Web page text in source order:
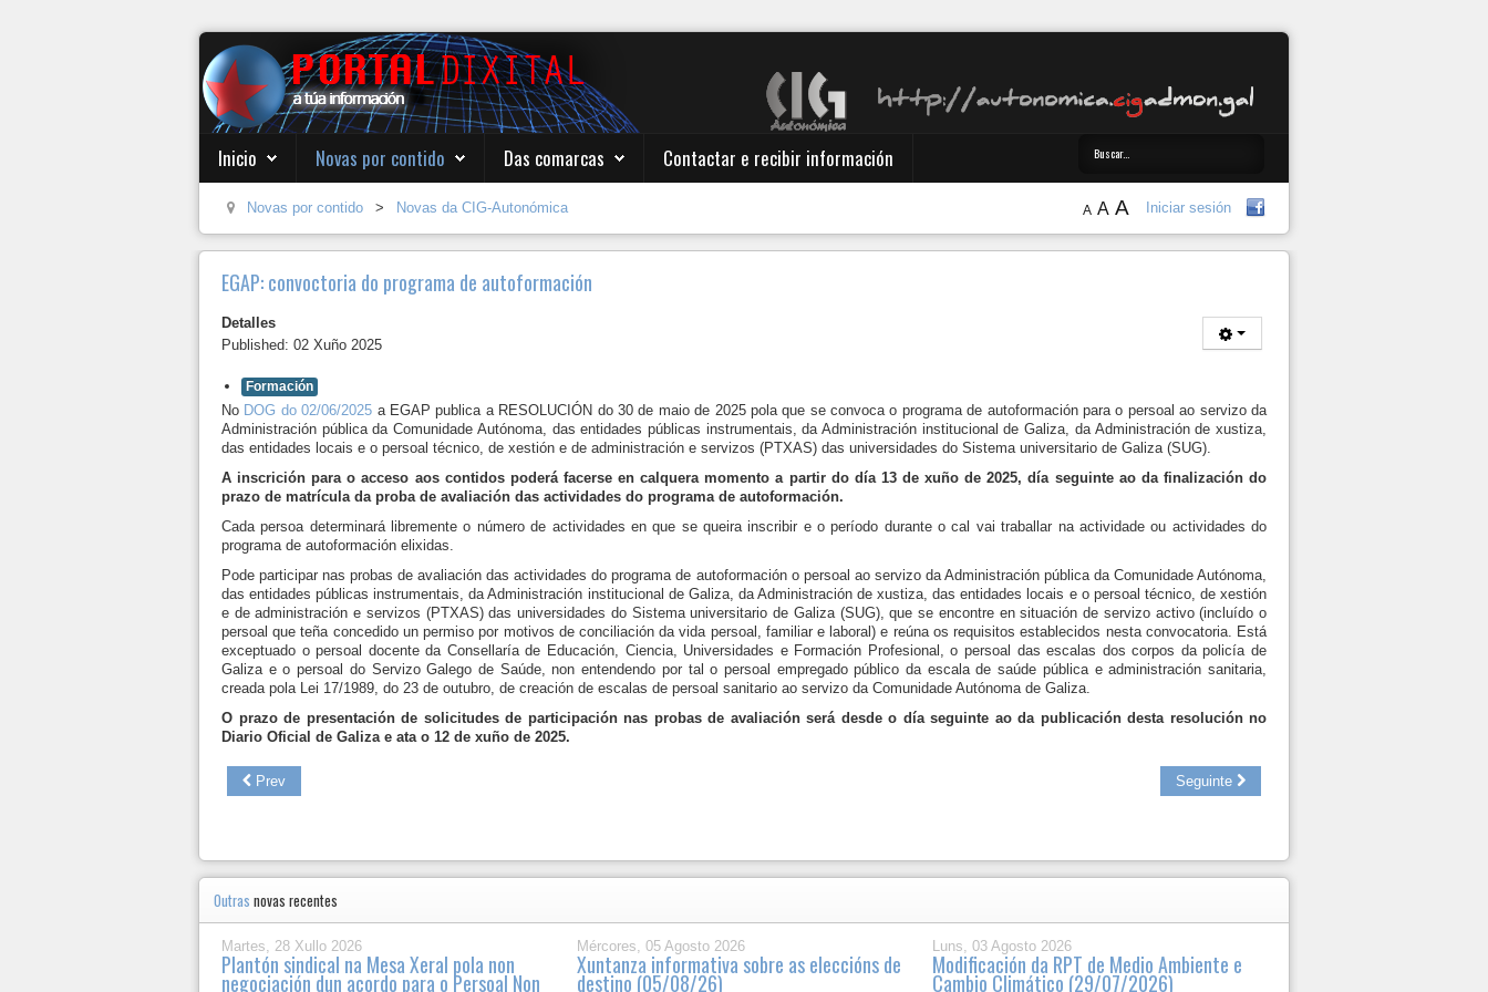
Inicio Novas por contido Das comarcas Contactar e recibir información
Novas por contido > Novas da CIG-Autonómica Iniciar sesión
A A A
EGAP: convoctoria do programa de autoformación
Detalles
Published: 02 Xuño 2025
Formación
No DOG do 02/06/2025 a EGAP publica a RESOLUCIÓN do 30 de maio de 2025 pola que se convoca o programa de autoformación para o persoal ao servizo da
Administración pública da Comunidade Autónoma, das entidades públicas instrumentais, da Administración institucional de Galiza, da Administración de xustiza,
das entidades locais e o persoal técnico, de xestión e de administración e servizos (PTXAS) das universidades do Sistema universitario de Galiza (SUG).
A inscrición para o acceso aos contidos poderá facerse en calquera momento a partir do día 13 de xuño de 2025, día seguinte ao da finalización do
prazo de matrícula da proba de avaliación das actividades do programa de autoformación.
Cada persoa determinará libremente o número de actividades en que se queira inscribir e o período durante o cal vai traballar na actividade ou actividades do
programa de autoformación elixidas.
Pode participar nas probas de avaliación das actividades do programa de autoformación o persoal ao servizo da Administración pública da Comunidade Autónoma,
das entidades públicas instrumentais, da Administración institucional de Galiza, da Administración de xustiza, das entidades locais e o persoal técnico, de xestión
e de administración e servizos (PTXAS) das universidades do Sistema universitario de Galiza (SUG), que se encontre en situación de servizo activo (incluído o
persoal que teña concedido un permiso por motivos de conciliación da vida persoal, familiar e laboral) e reúna os requisitos establecidos nesta convocatoria. Está
exceptuado o persoal docente da Consellaría de Educación, Ciencia, Universidades e Formación Profesional, o persoal das escalas dos corpos da policía de
Galiza e o persoal do Servizo Galego de Saúde, non entendendo por tal o persoal empregado público da escala de saúde pública e administración sanitaria,
creada pola Lei 17/1989, do 23 de outubro, de creación de escalas de persoal sanitario ao servizo da Comunidade Autónoma de Galiza.
O prazo de presentación de solicitudes de participación nas probas de avaliación será desde o día seguinte ao da publicación desta resolución no
Diario Oficial de Galiza e ata o 12 de xuño de 2025.
Prev Seguinte
Outras novas recentes
Martes, 28 Xullo 2026
Plantón sindical na Mesa Xeral pola non
negociación dun acordo para o Persoal Non
Mércores, 05 Agosto 2026
Xuntanza informativa sobre as eleccións de
destino (05/08/26)
Luns, 03 Agosto 2026
Modificación da RPT de Medio Ambiente e
Cambio Climático (29/07/2026)